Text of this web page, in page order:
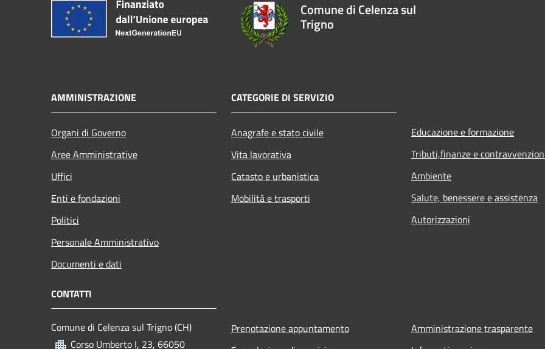
Comune di Celenza sul
Trigno
AMMINISTRAZIONE
Organi di Governo
Aree Amministrative
Uffici
Enti e fondazioni
Politici
Personale Amministrativo
Documenti e dati
CATEGORIE DI SERVIZIO
Anagrafe e stato civile
Vita lavorativa
Catasto e urbanistica
Mobilità e trasporti
Educazione e formazione
Tributi,finanze e
Ambiente
Salute, benessere e assistenza
Autorizzazioni
CONTATTI
Comune di Celenza sul Trigno (CH)
Corso Umberto I, 23, 66050
Prenotazione appuntamento
Amministrazione trasparente